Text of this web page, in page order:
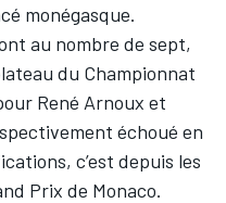
monégasque.
au nombre de sept,
du Championnat
René Arnoux et
échoué en
c’est depuis les
Prix de Monaco.